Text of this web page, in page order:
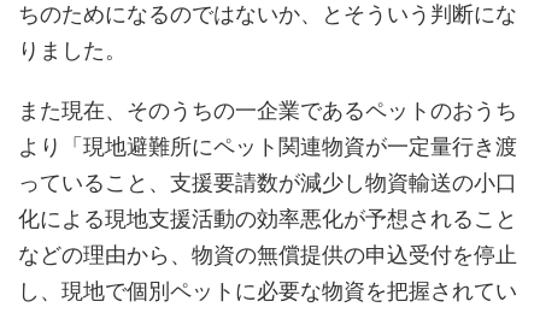
ちのためになるのではないか、とそういう判断にな
りました。
また現在、そのうちの一企業であるペットのおうち
より「現地避難所にペット関連物資が一定量行き渡
っていること、支援要請数が減少し物資輸送の小口
化による現地支援活動の効率悪化が予想されること
などの理由から、物資の無償提供の申込受付を停止
し、現地で個別ペットに必要な物資を把握されてい